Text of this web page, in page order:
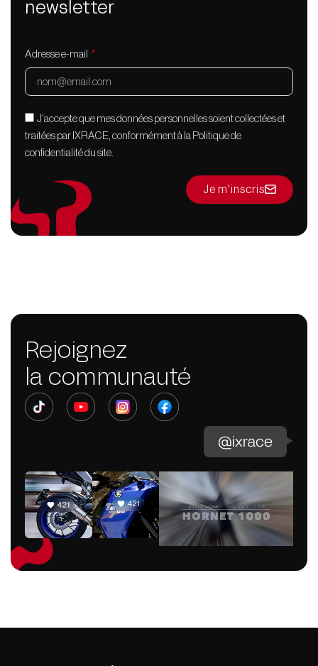
newsletter
Adresse e-mail
J'accepte que mes données personnelles soient collectées et
traitées par IXRACE, conformément à la Politique de
confidentialité du site.
Je m'inscris
Rejoignez
la communauté